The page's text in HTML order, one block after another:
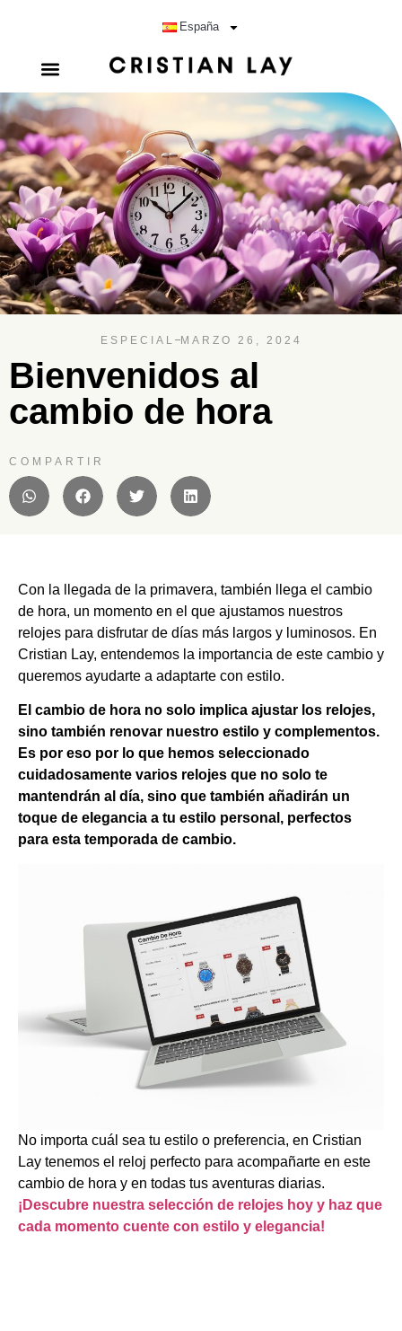
España
ESPECIAL MARZO 26, 2024
Bienvenidos al
cambio de hora
COMPARTIR
Con la llegada de la primavera, también llega el cambio
de hora, un momento en el que ajustamos nuestros
relojes para disfrutar de días más largos y luminosos. En
Cristian Lay, entendemos la importancia de este cambio y
queremos ayudarte a adaptarte con estilo.
El cambio de hora no solo implica ajustar los relojes,
sino también renovar nuestro estilo y complementos.
Es por eso por lo que hemos seleccionado
cuidadosamente varios relojes que no solo te
mantendrán al día, sino que también añadirán un
toque de elegancia a tu estilo personal, perfectos
para esta temporada de cambio.
No importa cuál sea tu estilo o preferencia, en Cristian
Lay tenemos el reloj perfecto para acompañarte en este
cambio de hora y en todas tus aventuras diarias.
¡Descubre nuestra selección de relojes hoy y haz que
cada momento cuente con estilo y elegancia!